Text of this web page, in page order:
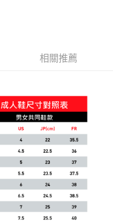
相關推薦